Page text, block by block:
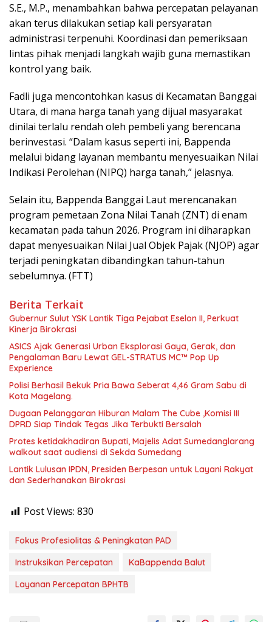
S.E., M.P., menambahkan bahwa percepatan pelayanan
akan terus dilakukan setiap kali persyaratan
administrasi terpenuhi. Koordinasi dan pemeriksaan
lintas pihak menjadi langkah wajib guna memastikan
kontrol yang baik.
Fadli juga mencontohkan kasus di Kecamatan Banggai
Utara, di mana harga tanah yang dijual masyarakat
dinilai terlalu rendah oleh pembeli yang berencana
berinvestasi. “Dalam kasus seperti ini, Bappenda
melalui bidang layanan membantu menyesuaikan Nilai
Indikasi Perolehan (NIPQ) harga tanah,” jelasnya.
Selain itu, Bappenda Banggai Laut merencanakan
program pemetaan Zona Nilai Tanah (ZNT) di enam
kecamatan pada tahun 2026. Program ini diharapkan
dapat menyesuaikan Nilai Jual Objek Pajak (NJOP) agar
terjadi peningkatan dibandingkan tahun-tahun
sebelumnya. (FTT)
Berita Terkait
Gubernur Sulut YSK Lantik Tiga Pejabat Eselon II, Perkuat
Kinerja Birokrasi
ASICS Ajak Generasi Urban Eksplorasi Gaya, Gerak, dan
Pengalaman Baru Lewat GEL-STRATUS MC™ Pop Up
Experience
Polisi Berhasil Bekuk Pria Bawa Seberat 4,46 Gram Sabu di
Kota Magelang.
Dugaan Pelanggaran Hiburan Malam The Cube ,Komisi III
DPRD Siap Tindak Tegas Jika Terbukti Bersalah
Protes ketidakhadiran Bupati, Majelis Adat Sumedanglarang
walkout saat audiensi di Sekda Sumedang
Lantik Lulusan IPDN, Presiden Berpesan untuk Layani Rakyat
dan Sederhanakan Birokrasi
Post Views: 830
Fokus Profesiolitas & Peningkatan PAD
Instruksikan Percepatan
KaBappenda Balut
Layanan Percepatan BPHTB